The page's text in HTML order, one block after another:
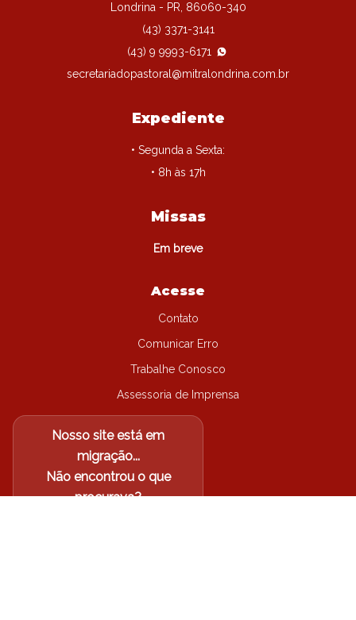
Londrina - PR, 86060-340
(43) 3371-3141
(43) 9 9993-6171
secretariadopastoral@mitralondrina.com.br
Expediente
• Segunda a Sexta:
• 8h às 17h
Missas
Em breve
Acesse
Contato
Comunicar Erro
Trabalhe Conosco
Assessoria de Imprensa
Nosso site está em
migração...
Não encontrou o que
procurava?